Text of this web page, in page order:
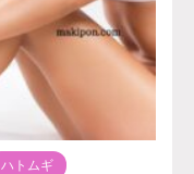
ハトムギ